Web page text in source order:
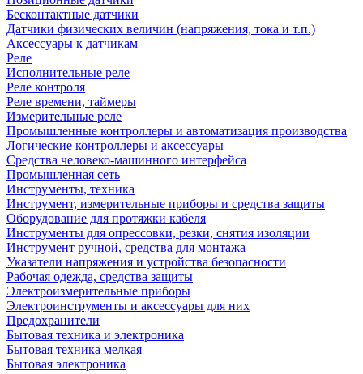
Бесконтактные датчики
Датчики физических величин (напряжения, тока и т.п.)
Аксессуары к датчикам
Реле
Исполнительные реле
Реле контроля
Реле времени, таймеры
Измерительные реле
Промышленные контроллеры и автоматизация производства
Логические контроллеры и аксессуары
Средства человеко-машинного интерфейса
Промышленная сеть
Инструменты, техника
Инструмент, измерительные приборы и средства защиты
Оборудование для протяжки кабеля
Инструменты для опрессовки, резки, снятия изоляции
Инструмент ручной, средства для монтажа
Указатели напряжения и устройства безопасности
Рабочая одежда, средства защиты
Электроизмерительные приборы
Электроинструменты и аксессуары для них
Предохранители
Бытовая техника и электроника
Бытовая техника мелкая
Бытовая электроника